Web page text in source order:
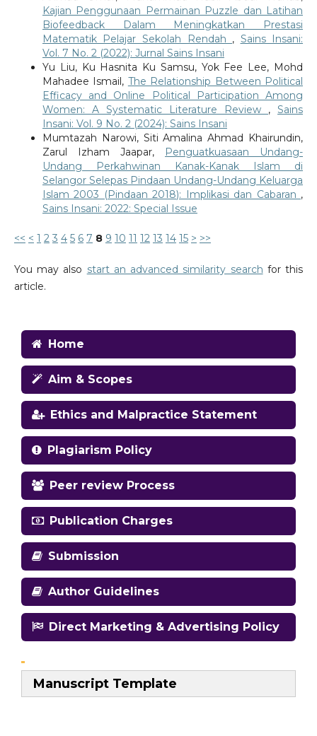
Kajian Penggunaan Permainan Puzzle dan Latihan
Biofeedback Dalam Meningkatkan Prestasi
Matematik Pelajar Sekolah Rendah , Sains Insani:
Vol. 7 No. 2 (2022): Jurnal Sains Insani
Yu Liu, Ku Hasnita Ku Samsu, Yok Fee Lee, Mohd
Mahadee Ismail, The Relationship Between Political
Efficacy and Online Political Participation Among
Women: A Systematic Literature Review ,Sains
Insani: Vol. 9 No. 2 (2024): Sains Insani
Mumtazah Narowi, Siti Amalina Ahmad Khairundin,
Zarul Izham Jaapar,
Penguatkuasaan Undang-
Undang Perkahwinan Kanak-Kanak Islam di
Selangor Selepas Pindaan Undang-Undang Keluarga
Islam 2003 (Pindaan 2018): Implikasi dan Cabaran ,
Sains Insani: 2022: Special Issue
<< < 1 2 3 4 5 6 7 8 9 10 11 12 13 14 15 > >>
You may also start an advanced similarity search for this
article.
Home
Aim & Scopes
Ethics and Malpractice Statement
Plagiarism Policy
Peer review Process
Publication Charges
Submission
Author Guidelines
Direct Marketing & Advertising Policy
Manuscript Template